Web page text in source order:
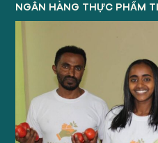
NGÂN HÀNG THỰC PHẨM